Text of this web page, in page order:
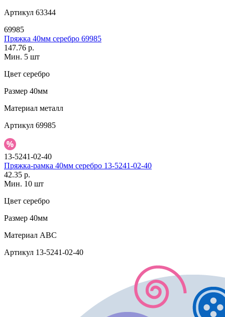
Артикул 63344
69985
Пряжка 40мм серебро 69985
147.76 р.
Мин. 5 шт
Цвет серебро
Размер 40мм
Материал металл
Артикул 69985
13-5241-02-40
Пряжка-рамка 40мм серебро 13-5241-02-40
42.35 р.
Мин. 10 шт
Цвет серебро
Размер 40мм
Материал АВС
Артикул 13-5241-02-40